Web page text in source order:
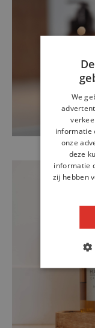
We
informatie
onze
deze
informatie
zij hebben